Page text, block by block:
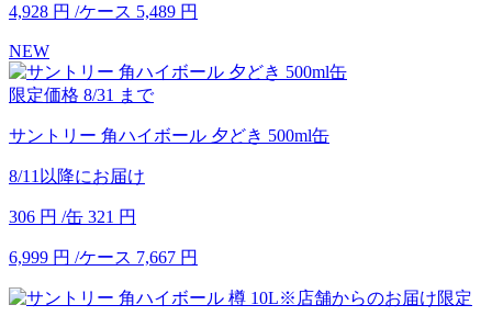
4,928 円 /ケース 5,489 円
NEW
限定価格 8/31 まで
サントリー 角ハイボール 夕どき 500ml缶
8/11以降にお届け
306 円 /缶 321 円
6,999 円 /ケース 7,667 円